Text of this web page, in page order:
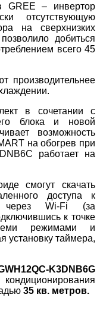
GREE – инвертор
отсутствующую
на сверхнизких
добиться
всего 45
производительнее
в сочетании с
блока и новой
возможность
на обогрев при
работает на
смогут скачать
доступа к
через Wi-Fi (за
к точке
режимами и
установку таймера,
K3DNB6G
35 кв. метров.